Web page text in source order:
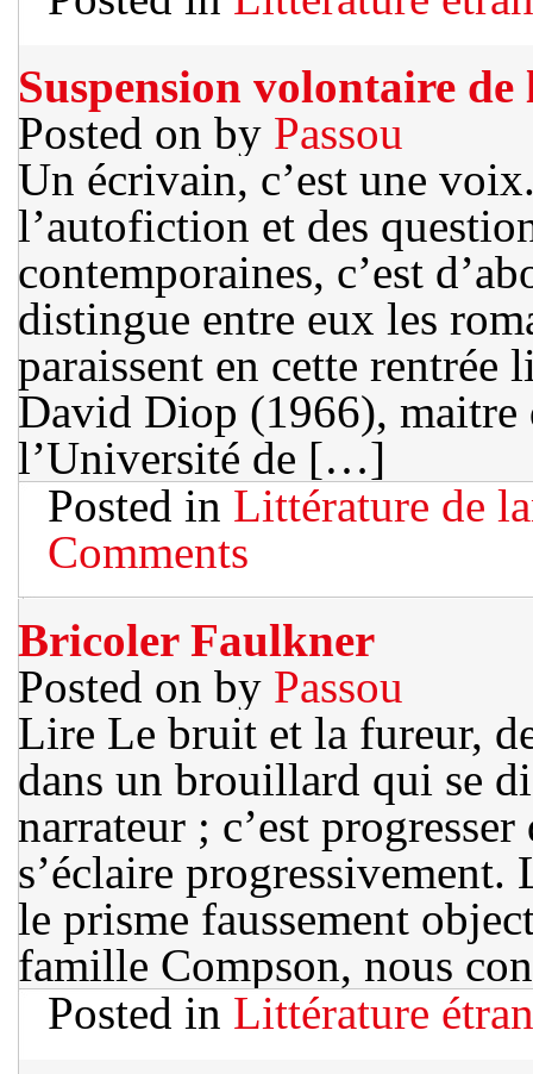
Suspension volontaire
Posted on by Passou
Un écrivain, c’est une
l’autofiction et des
contemporaines, c’est
distingue entre eux les
paraissent en cette rentrée
David Diop (1966), maitre
l’Université de […]
Posted in Littérature de
Comments
Bricoler Faulkner
Posted on by Passou
Lire Le bruit et la fureur,
dans un brouillard qui se
narrateur ; c’est
s’éclaire
le prisme faussement
famille Compson, nous
Posted in Littérature